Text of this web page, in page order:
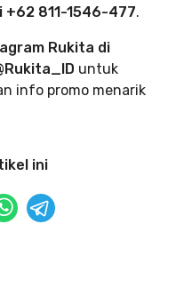
811-1546-477.
Rukita di
untuk
info promo menarik
ini